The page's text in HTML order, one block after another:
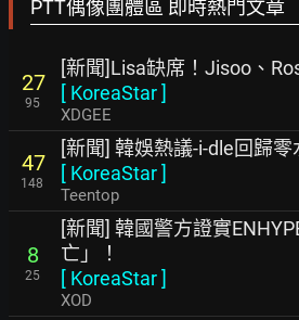
PTT偶像團體區 即時熱門文章
27
95
[新聞]Lisa缺席！Jisoo、
[ KoreaStar]
XDGEE
47
148
[新聞] 韓娛熱議-i-dle回歸零
[ KoreaStar]
Teentop
8
25
[新聞] 韓國警方證實
亡」！
[ KoreaStar]
XOD